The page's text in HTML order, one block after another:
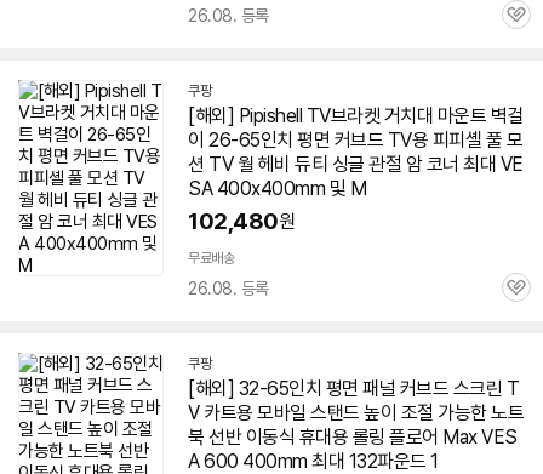
26.08. 등록
관
쿠팡
[해외] Pipishell TV브라켓 거치대 마운트 벽걸
이 26-65인치 평면 커브드 TV용 피피셸 풀 모
션 TV월 헤비 듀티 싱글 관절 암 코너 최대 VE
SA 400x400mm 및 M
102,480원
무료배송
26.08. 등록
관
쿠팡
[해외] 32-65인치 평면 패널 커브드 스크린 T
V카트용 모바일 스탠드 높이 조절 가능한 노트
북 선반 이동식 휴대용 롤링 플로어 Max VES
A 600 400mm 최대 132파운드 1